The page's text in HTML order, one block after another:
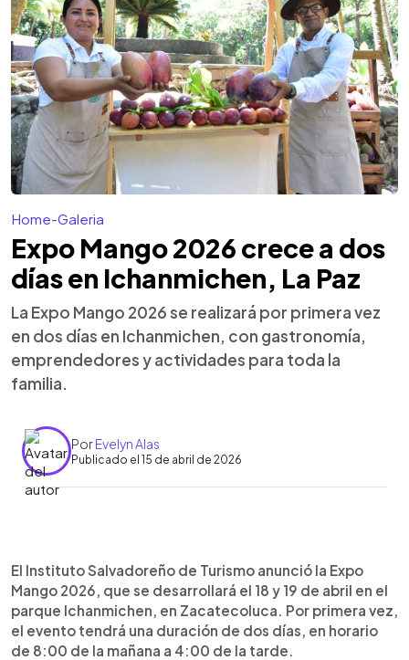
Home-Galeria
Expo Mango 2026 crece a dos
días en Ichanmichen, La Paz
La Expo Mango 2026 se realizará por primera vez
en dos días en Ichanmichen, con gastronomía,
emprendedores y actividades para toda la
familia.
PorEvelyn Alas
Publicado el 15 de abril de 2026
► Escuchar artículo
El Instituto Salvadoreño de Turismo anunció la
Expo Mango 2026, que se desarrollará el 18 y 19
de abril en el parque Ichanmichen, en
Zacatecoluca. Por primera vez, el evento tendrá
una duración de dos días, en horario de 8:00 de la
El Instituto Salvadoreño de Turismo anunció la Expo
Mango 2026, que se desarrollará el 18 y 19 de abril en el
parque Ichanmichen, en Zacatecoluca. Por primera vez,
el evento tendrá una duración de dos días, en horario
de 8:00 de la mañana a 4:00 de la tarde.